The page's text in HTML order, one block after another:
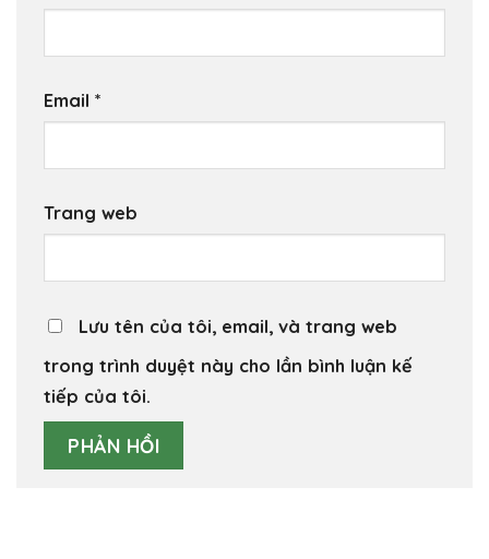
Email *
Trang web
Lưu tên của tôi, email, và trang web
trong trình duyệt này cho lần bình luận kế
tiếp của tôi.